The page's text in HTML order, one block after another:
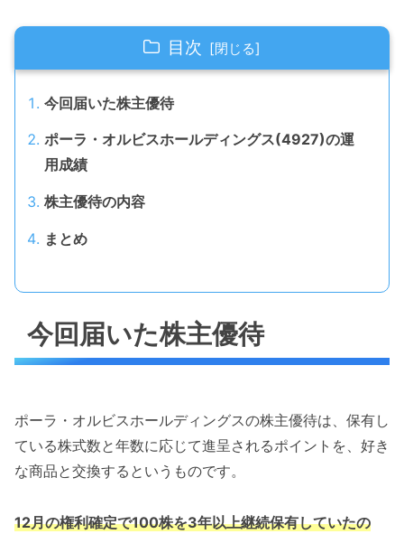
目次
今回届いた株主優待
ポーラ・オルビスホールディングス(4927)の運
用成績
株主優待の内容
まとめ
今回届いた株主優待
ポーラ・オルビスホールディングスの株主優待は、保有し
ている株式数と年数に応じて進呈されるポイントを、好き
な商品と交換するというものです。
12月の権利確定で100株を3年以上継続保有していたの